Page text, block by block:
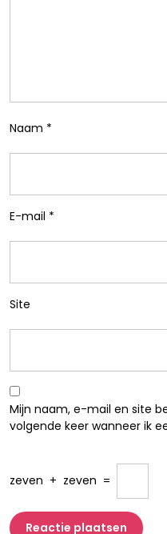
Naam *
E-mail *
Site
Mijn naam, e-mail en site
volgende keer wanneer ik
zeven + zeven =